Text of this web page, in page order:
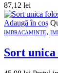
87,12 lei
Adaugă în coș
IMBRACAMINTE,
Sort